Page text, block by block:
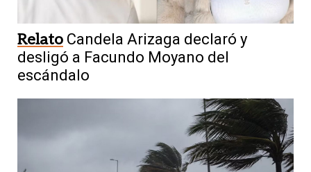
Relato Candela Arizaga declaró y
desligó a Facundo Moyano del
escándalo